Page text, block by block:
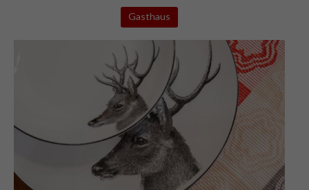
Gasthaus